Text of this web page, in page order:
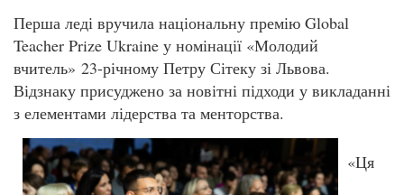
Перша леді вручила національну премію Global
Teacher Prize Ukraine у номінації «Молодий
вчитель» 23-річному Петру Сітеку зі Львова.
Відзнаку присуджено за новітні підходи у викладанні
з елементами лідерства та менторства.
«Ця